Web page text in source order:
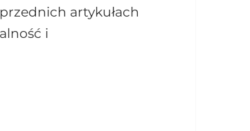
artykułach
i